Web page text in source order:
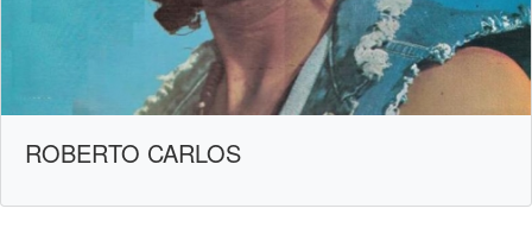
ROBERTO CARLOS